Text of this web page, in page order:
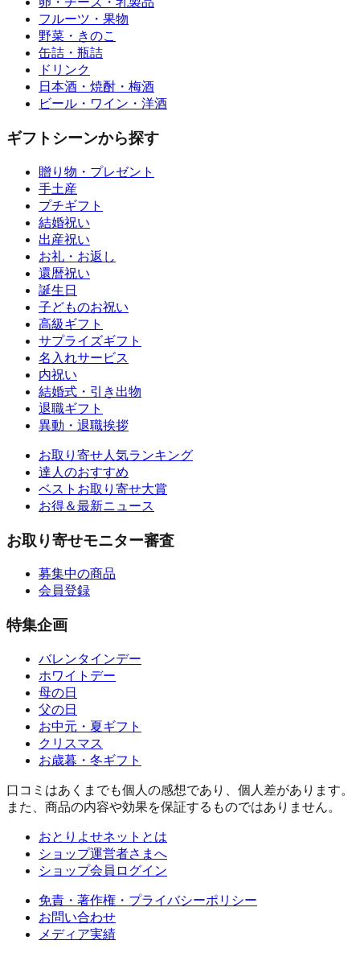
フルーツ・果物
野菜・きのこ
缶詰・瓶詰
ドリンク
日本酒・焼酎・梅酒
ビール・ワイン・洋酒
ギフトシーンから探す
贈り物・プレゼント
手土産
プチギフト
結婚祝い
出産祝い
お礼・お返し
還暦祝い
誕生日
子どものお祝い
高級ギフト
サプライズギフト
名入れサービス
内祝い
結婚式・引き出物
退職ギフト
異動・退職挨拶
お取り寄せ人気ランキング
達人のおすすめ
ベストお取り寄せ大賞
お得＆最新ニュース
お取り寄せモニター審査
募集中の商品
会員登録
特集企画
バレンタインデー
ホワイトデー
母の日
父の日
お中元・夏ギフト
クリスマス
お歳暮・冬ギフト
口コミはあくまでも個人の感想であり、個人差があります。
また、商品の内容や効果を保証するものではありません。
おとりよせネットとは
ショップ運営者さまへ
ショップ会員ログイン
免責・著作権・プライバシーポリシー
お問い合わせ
メディア実績